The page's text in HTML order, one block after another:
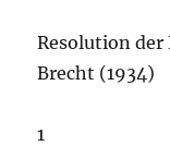
Resolution
Brecht (1934)
1